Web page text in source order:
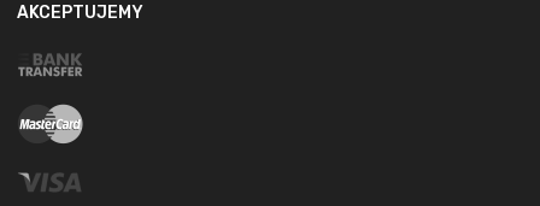
AKCEPTUJEMY